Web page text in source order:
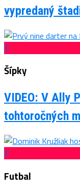
vypredaný
Šípky
VIDEO: V Ally
tohtoročných
Futbal